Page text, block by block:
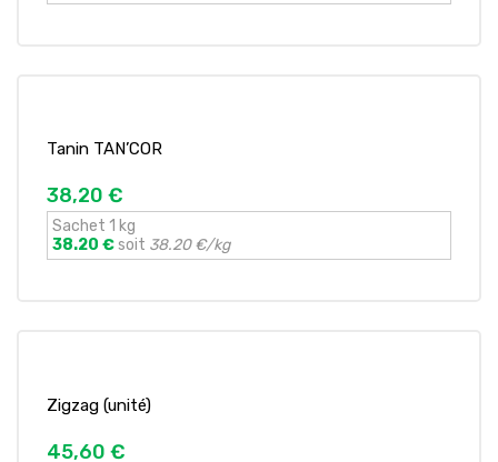
Tanin TAN’COR
38,20 €
Sachet 1 kg
38.20 €soit 38.20 €/kg
Zigzag (unité)
45,60 €